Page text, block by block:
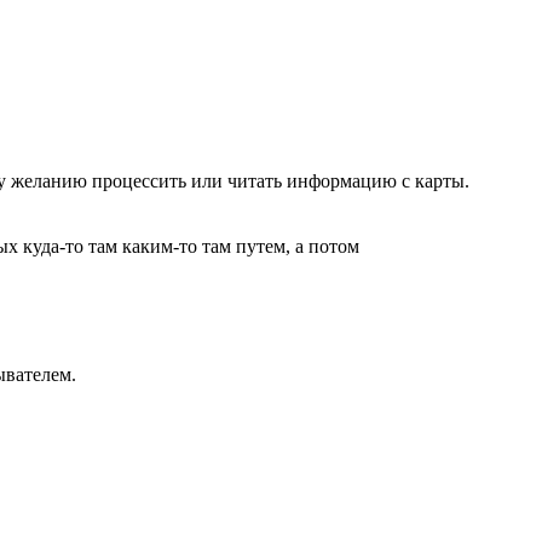
процессить или читать информацию с карты.
куда-то там каким-то там путем, а потом